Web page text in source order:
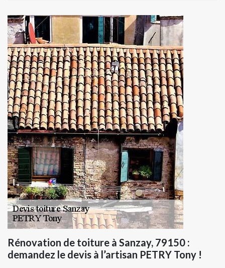
Rénovation de toiture à Sanzay, 79150 :
demandez le devis à l’artisan PETRY Tony !